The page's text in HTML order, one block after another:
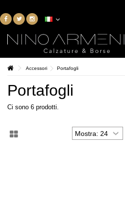
Accessori Portafogli
Portafogli
Ci sono 6 prodotti.